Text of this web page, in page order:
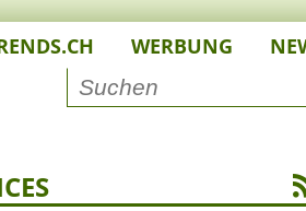
WERBUNG